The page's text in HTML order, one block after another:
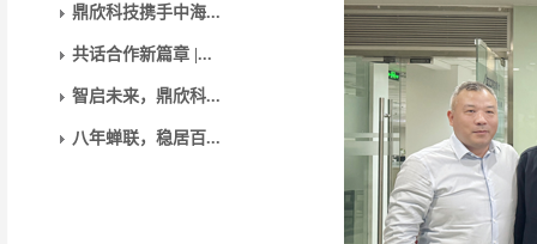
鼎欣科技携手中海...
共话合作新篇章 |...
智启未来，鼎欣科...
八年蝉联，稳居百...